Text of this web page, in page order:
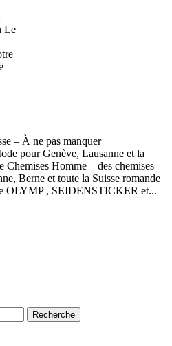
Le
– À ne pas manquer
pour Genève, Lausanne et la
Chemises Homme – des chemises
Berne et toute la Suisse romande
OLYMP , SEIDENSTICKER et...
Recherche